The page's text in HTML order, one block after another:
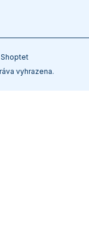
Shoptet
vyhrazena.